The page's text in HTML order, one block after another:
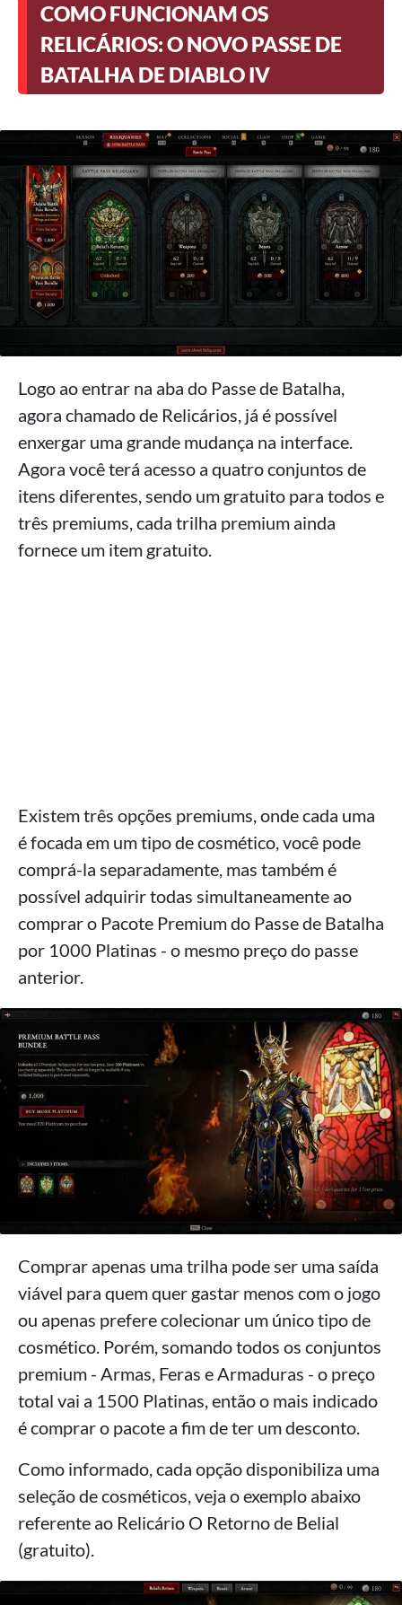
COMO FUNCIONAM OS
RELICÁRIOS: O NOVO PASSE DE
BATALHA DE DIABLO IV
Logo ao entrar na aba do Passe de Batalha,
agora chamado de Relicários, já é possível
enxergar uma grande mudança na interface.
Agora você terá acesso a quatro conjuntos de
itens diferentes, sendo um gratuito para todos e
três premiums, cada trilha premium ainda
fornece um item gratuito.
Existem três opções premiums, onde cada uma
é focada em um tipo de cosmético, você pode
comprá-la separadamente, mas também é
possível adquirir todas simultaneamente ao
comprar o Pacote Premium do Passe de Batalha
por 1000 Platinas - o mesmo preço do passe
anterior.
Comprar apenas uma trilha pode ser uma saída
viável para quem quer gastar menos com o jogo
ou apenas prefere colecionar um único tipo de
cosmético. Porém, somando todos os conjuntos
premium - Armas, Feras e Armaduras - o preço
total vai a 1500 Platinas, então o mais indicado
é comprar o pacote a fim de ter um desconto.
Como informado, cada opção disponibiliza uma
seleção de cosméticos, veja o exemplo abaixo
referente ao Relicário O Retorno de Belial
(gratuito).